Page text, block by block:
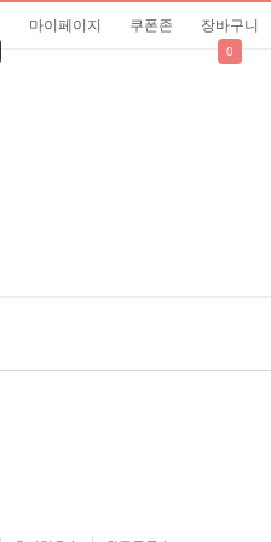
마이페이지 쿠폰존 장바구니
0